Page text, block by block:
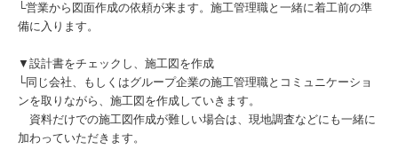
└営業から図面作成の依頼が来ます。施工管理職と一緒に着工前の準
備に入ります。
▼設計書をチェックし、施工図を作成
└同じ会社、もしくはグループ企業の施工管理職とコミュニケーショ
ンを取りながら、施工図を作成していきます。
資料だけでの施工図作成が難しい場合は、現地調査などにも一緒に
加わっていただきます。